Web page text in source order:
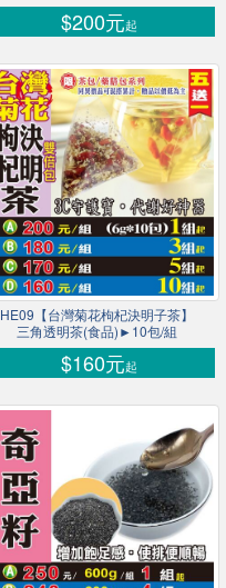
$200元起
HE09【台灣菊花枸杞決明子茶】
三角透明茶(食品)►10包/組
$160元起